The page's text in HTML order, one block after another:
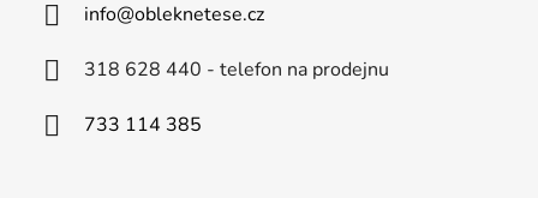
info@obleknetese.cz
318 628 440 - telefon na prodejnu
733 114 385